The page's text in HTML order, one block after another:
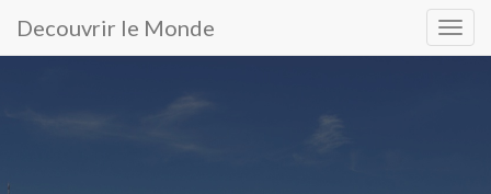
principal
Decouvrir le Monde